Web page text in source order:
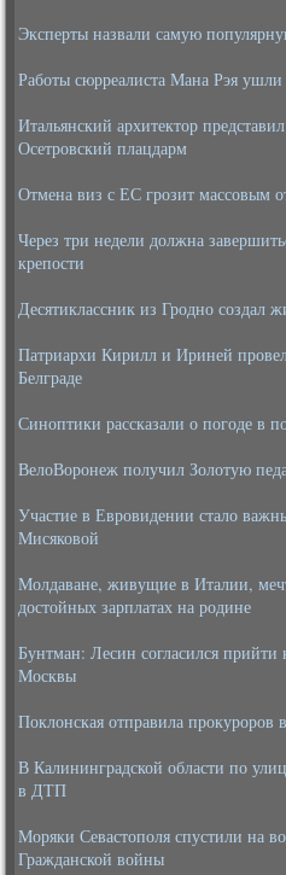
Эксперты назвали самую
Работы сюрреалиста Мана Рэя
Итальянский архитектор
Осетровский плацдарм
Отмена виз с ЕС грозит массовым
Через три недели должна
крепости
Десятиклассник из Гродно создал
Патриархи Кирилл и Ириней
Белграде
Синоптики рассказали о погоде в
ВелоВоронеж получил Золотую
Участие в Евровидении стало
Мисяковой
Молдаване, живущие в Италии,
достойных зарплатах на родине
Бунтман: Лесин согласился прийти
Москвы
Поклонская отправила прокуроров
В Калининградской области по
в ДТП
Моряки Севастополя спустили на
Гражданской войны